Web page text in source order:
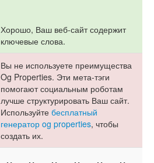
Хорошо, Ваш веб-сайт содержит
ключевые слова.
Вы не используете преимущества
Og Properties. Эти мета-тэги
помогают социальным роботам
лучше структурировать Ваш сайт.
Используйте бесплатный
генератор og properties, чтобы
создать их.